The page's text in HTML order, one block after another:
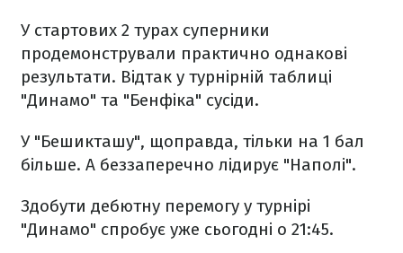
У стартових 2 турах суперники
продемонстрували практично однакові
результати. Відтак у турнірній таблиці
"Динамо" та "Бенфіка" сусіди.
У "Бешикташу", щоправда, тільки на 1 бал
більше. А беззаперечно лідирує "Наполі".
Здобути дебютну перемогу у турнірі
"Динамо" спробує уже сьогодні о 21:45.